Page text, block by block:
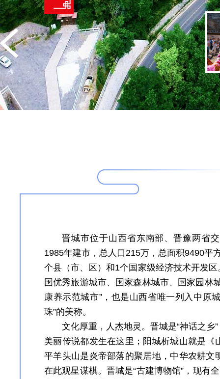
晋城市位于山西省东南部、晋豫两省
1985年建市，总人口215万，总面积9490平
个县（市、区）和1个国家级经济技术开发
国优秀旅游城市、国家森林城市、国家园林
康养示范城市”，也是山西省唯一列入中原
珠”的美称。
文化厚重，人杰地灵。晋城是“神话之
美丽传说都发生在这里；阳城析城山就是
平羊头山是炎帝部落的聚居地，中华农耕
在此观星谋棋。晋城是“古建博物馆”，现有